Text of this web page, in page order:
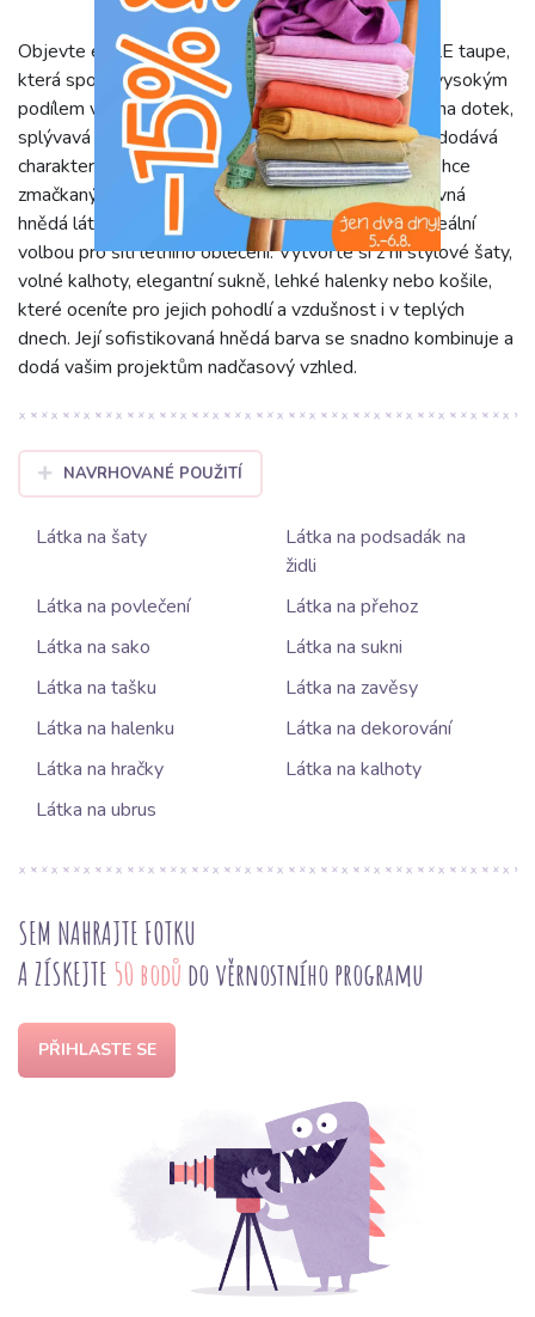
Objevte elegantní tkaninu Viskóza se lnem CRINCLE taupe,
která spojuje ty nejlepší vlastnosti obou vláken. S vysokým
podílem viskózy (85%) je látka mimořádně měkká na dotek,
splývavá a příjemná na nošení. Příměs lnu (15%) jí dodává
charakteristickou texturu, prodyšnost a přirozený, lehce
zmačkaný vzhled s crinkle efektem. Tato jednobarevná
hnědá látka o šíři 135 cm a gramáži 150 g/m2 je ideální
volbou pro šití letního oblečení. Vytvořte si z ní stylové šaty,
volné kalhoty, elegantní sukně, lehké halenky nebo košile,
které oceníte pro jejich pohodlí a vzdušnost i v teplých
dnech. Její sofistikovaná hnědá barva se snadno kombinuje a
dodá vašim projektům nadčasový vzhled.
NAVRHOVANÉ POUŽITÍ
Látka na šaty
Látka na podsadák na
židli
Látka na povlečení
Látka na přehoz
Látka na sako
Látka na sukni
Látka na tašku
Látka na zavěsy
Látka na halenku
Látka na dekorování
Látka na hračky
Látka na kalhoty
Látka na ubrus
SEM NAHRAJTE FOTKU
A ZÍSKEJTE 50 bodů do věrnostního programu
PŘIHLASTE SE